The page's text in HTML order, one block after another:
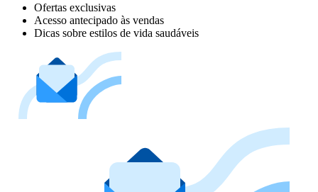
Ofertas exclusivas
Acesso antecipado às vendas
Dicas sobre estilos de vida saudáveis